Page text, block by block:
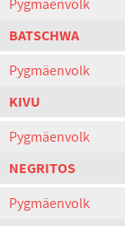
Pygmäenvolk
BATSCHWA
Pygmäenvolk
KIVU
Pygmäenvolk
NEGRITOS
Pygmäenvolk